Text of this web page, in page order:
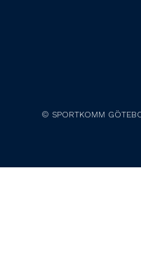
© SPORTKOMM